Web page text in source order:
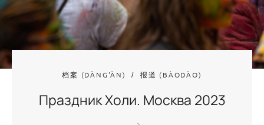
档案 (DÀNG'ÀN) 报道 (BÀODÀO)
Праздник Холи. Москва 2023